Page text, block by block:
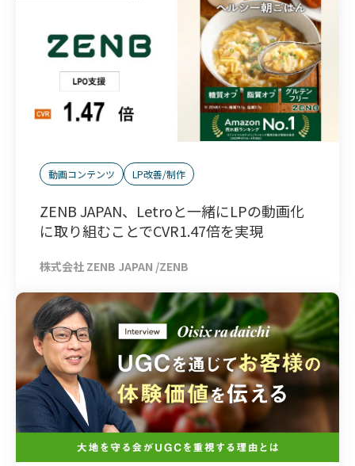
動画コンテンツ LP改善/制作
ZENB JAPAN、Letroと一緒にLPの動画化
に取り組むことでCVR1.47倍を実現
株式会社 ZENB JAPAN /ZENB